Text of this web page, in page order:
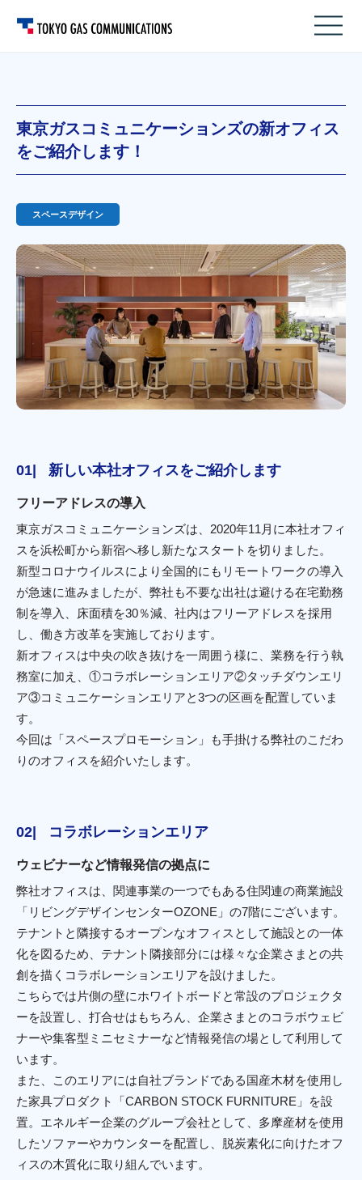
東京ガスコミュニケーションズの新オフィス
をご紹介します！
スペースデザイン
新しい本社オフィスをご紹介します
フリーアドレスの導入
東京ガスコミュニケーションズは、2020年11月に本社オフィ
スを浜松町から新宿へ移し新たなスタートを切りました。
新型コロナウイルスにより全国的にもリモートワークの導入
が急速に進みましたが、弊社も不要な出社は避ける在宅勤務
制を導入、床面積を30％減、社内はフリーアドレスを採用
し、働き方改革を実施しております。
新オフィスは中央の吹き抜けを一周囲う様に、業務を行う執
務室に加え、①コラボレーションエリア②タッチダウンエリ
ア③コミュニケーションエリアと3つの区画を配置していま
す。
今回は「スペースプロモーション」も手掛ける弊社のこだわ
りのオフィスを紹介いたします。
コラボレーションエリア
ウェビナーなど情報発信の拠点に
弊社オフィスは、関連事業の一つでもある住関連の商業施設
「リビングデザインセンターOZONE」の7階にございます。
テナントと隣接するオープンなオフィスとして施設との一体
化を図るため、テナント隣接部分には様々な企業さまとの共
創を描くコラボレーションエリアを設けました。
こちらでは片側の壁にホワイトボードと常設のプロジェクタ
ーを設置し、打合せはもちろん、企業さまとのコラボウェビ
ナーや集客型ミニセミナーなど情報発信の場として利用して
います。
また、このエリアには自社ブランドである国産木材を使用し
た家具プロダクト「CARBON STOCK FURNITURE」を設
置。エネルギー企業のグループ会社として、多摩産材を使用
したソファーやカウンターを配置し、脱炭素化に向けたオフ
ィスの木質化に取り組んでいます。